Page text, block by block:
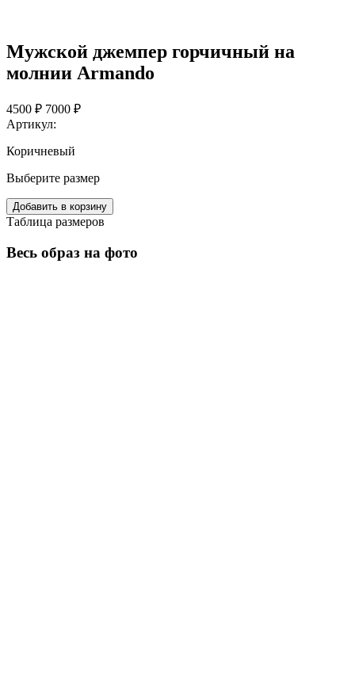
Мужской джемпер горчичный на
молнии Armando
4500 ₽ 7000 ₽
Артикул:
Коричневый
Выберите размер
Добавить в корзину
Таблица размеров
Весь образ на фото